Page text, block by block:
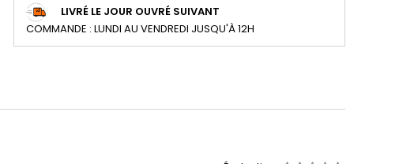
LIVRÉ LE JOUR OUVRÉ SUIVANT
COMMANDE : LUNDI AU VENDREDI JUSQU'À 12H